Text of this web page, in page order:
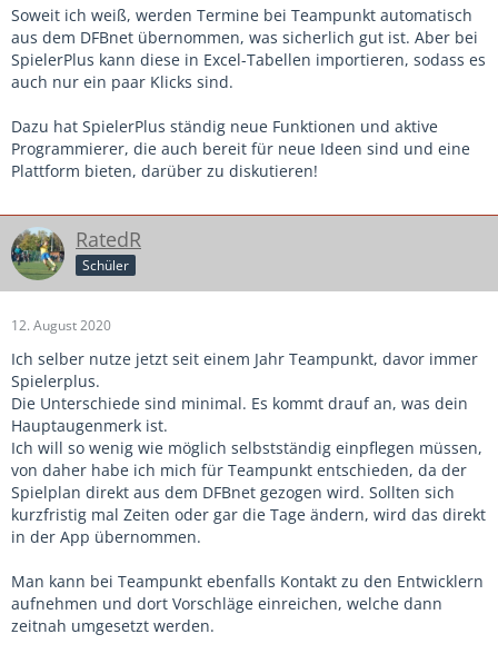
Soweit ich weiß, werden Termine bei Teampunkt automatisch
aus dem DFBnet übernommen, was sicherlich gut ist. Aber bei
SpielerPlus kann diese in Excel-Tabellen importieren, sodass es
auch nur ein paar Klicks sind.
Dazu hat SpielerPlus ständig neue Funktionen und aktive
Programmierer, die auch bereit für neue Ideen sind und eine
Plattform bieten, darüber zu diskutieren!
RatedR
Schüler
12. August 2020
Ich selber nutze jetzt seit einem Jahr Teampunkt, davor immer
Spielerplus.
Die Unterschiede sind minimal. Es kommt drauf an, was dein
Hauptaugenmerk ist.
Ich will so wenig wie möglich selbstständig einpflegen müssen,
von daher habe ich mich für Teampunkt entschieden, da der
Spielplan direkt aus dem DFBnet gezogen wird. Sollten sich
kurzfristig mal Zeiten oder gar die Tage ändern, wird das direkt
in der App übernommen.
Man kann bei Teampunkt ebenfalls Kontakt zu den Entwicklern
aufnehmen und dort Vorschläge einreichen, welche dann
zeitnah umgesetzt werden.